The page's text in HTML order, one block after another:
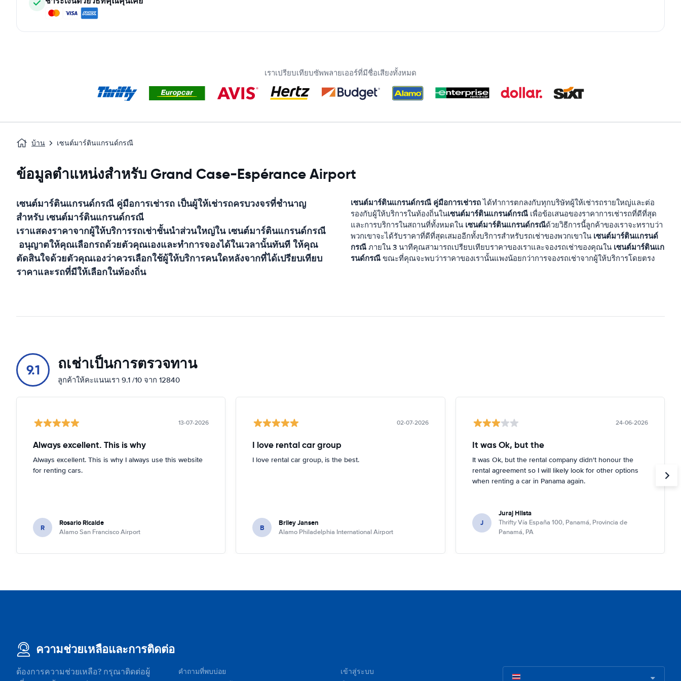
เราเปรียบเทียบซัพพลายเออร์ที่มีชื่อเสียงทั้งหมด
บ้าน เซนต์มาร์ตินแกรนด์กรณี
ข้อมูลตำแหน่งสำหรับ Grand Case-Espérance Airport
เซนต์มาร์ตินแกรนด์กรณี คู่มือการเช่ารถ เป็นผู้ให้เช่ารถครบวงจรที่ชำนาญ
สำหรับ เซนต์มาร์ตินแกรนด์กรณี
เราแสดงราคาจากผู้ให้บริการรถเช่าชั้นนำส่วนใหญ่ในเซนต์มาร์ตินแกรนด์กรณี
อนุญาตให้คุณเลือกรถด้วยตัวคุณเองและทำการจองได้ในเวลานั้นทันที ให้คุณ
ตัดสินใจด้วยตัวคุณเองว่าควรเลือกใช้ผู้ให้บริการคนใดหลังจากที่ได้เปรียบเทียบ
ราคาและรถที่มีให้เลือกในท้องถิ่น
เซนต์มาร์ตินแกรนด์กรณี คู่มือการเช่ารถได้ทำการตกลงกับทุกบริษัทผู้ให้เช่ารถรายใหญ่และต่อ
รองกับผู้ให้บริการในท้องถิ่นในเซนต์มาร์ตินแกรนด์กรณี เพื่อข้อเสนอของราคาการเช่ารถที่ดีที่สุด
และการบริการในสถานที่ทั้งหมดใน เซนต์มาร์ตินแกรนด์กรณีด้วยวิธีการนี้ลูกค้าของเราจะทราบว่า
พวกเขาจะได้รับราคาที่ดีที่สุดเสมออีกทั้งบริการสำหรับรถเช่าของพวกเขาใน เซนต์มาร์ตินแกรนด์
กรณี ภายใน 3 นาทีคุณสามารถเปรียบเทียบราคาของเราและจองรถเช่าของคุณใน เซนต์มาร์ตินแก
รนด์กรณี ขณะที่คุณจะพบว่าราคาของเรานั้นแพงน้อยกว่าการจองรถเช่าจากผู้ให้บริการโดยตรง
9.1 ถเช่าเป็นการตรวจทาน
ลูกค้าให้คะแนนเรา 9.1 /10 จาก 12840
13-07-2026
Always excellent. This is why
Always excellent. This is why I always use this website
for renting cars.
R Rosario Ricalde
Alamo San Francisco Airport
02-07-2026
I love rental car group
I love rental car group, is the best.
B Briley Jansen
Alamo Philadelphia International Airport
24-06-2026
It was Ok, but the
It was Ok, but the rental company didn't honour the
rental agreement so I will likely look for other options
when renting a car in Panama again.
J
Juraj Hlista
Thrifty Vía España 100, Panamá, Provincia de
Panamá, PA
ความช่วยเหลือและการติดต่อ
ต้องการความช่วยเหลือ? กรุณาติดต่อผู้
คำถามที่พบบ่อย
เข้าสู่ระบบ